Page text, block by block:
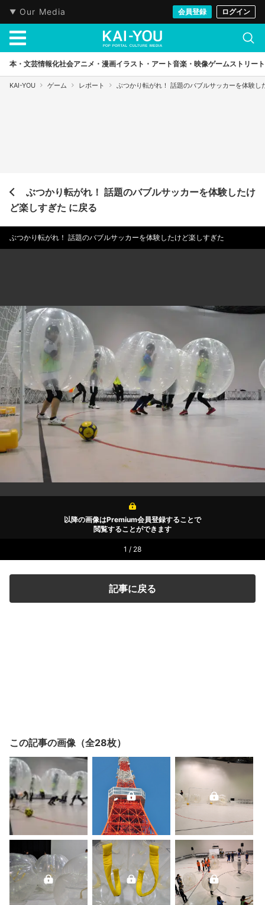
Our Media 会員登録 ログイン
本・文芸情報化社会アニメ・漫画イラスト・アート音楽・映像ゲームストリート
KAI-YOU ゲーム レポート ぶつかり転がれ！ 話題のバブルサッカーを体験し
ぶつかり転がれ！ 話題のバブルサッカーを体験したけ
ど楽しすぎた に戻る
ぶつかり転がれ！ 話題のバブルサッカーを体験したけど楽しすぎた
以降の画像はPremium会員登録することで
閲覧することができます
1 / 28
記事に戻る
この記事の画像（全28枚）